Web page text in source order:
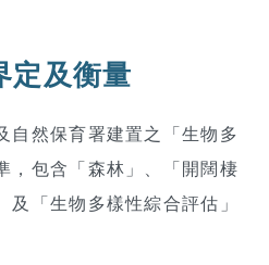
定及衡量
自然保育署建置之「生物多
，包含「森林」、「開闊棲
「生物多樣性綜合評估」